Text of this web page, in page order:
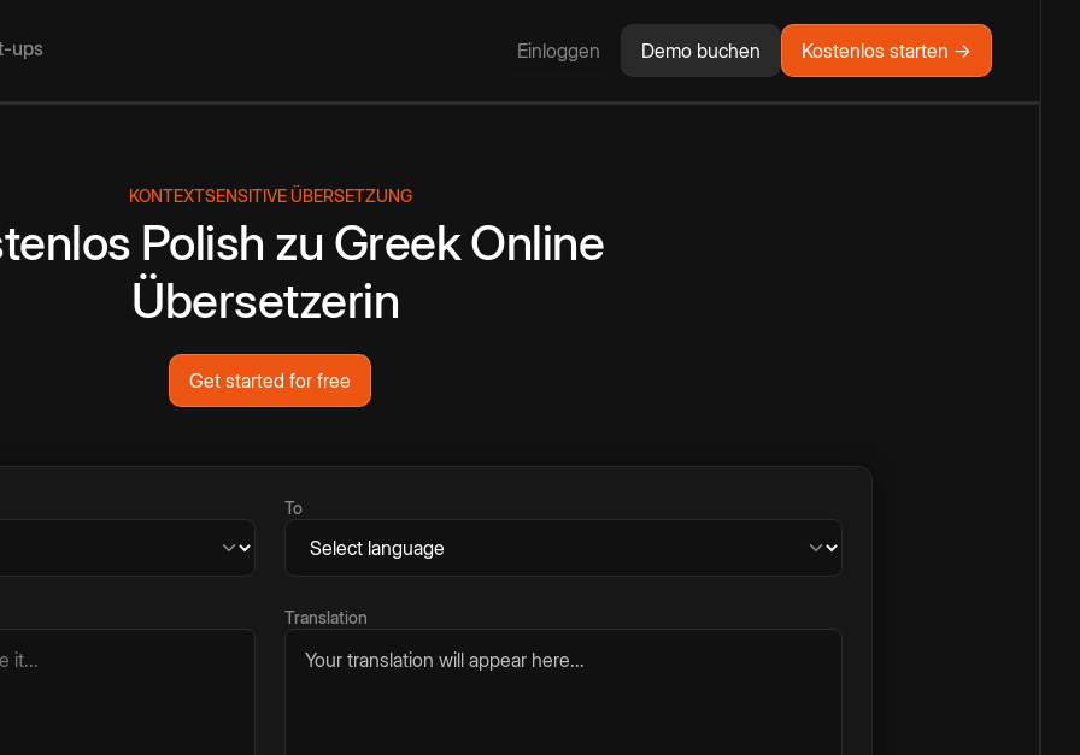
ups Einloggen Demo buchen Kostenlos starten →
KONTEXTSENSITIVE ÜBERSETZUNG
Polish zu GreekOnline
Übersetzerin
Get started for free
To
Translation
Your translation will appear here...